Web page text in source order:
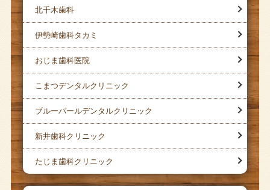
北千木歯科
伊勢崎歯科タカミ
おじま歯科医院
こまつデンタルクリニック
ブルーパールデンタルクリニック
新井歯科クリニック
たじま歯科クリニック